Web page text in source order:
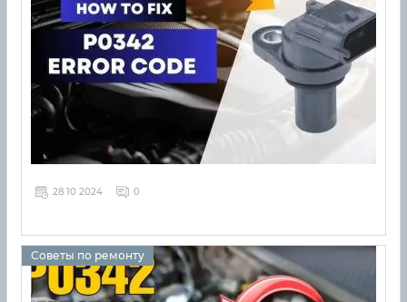
28 10 2024 0
Советы по ремонту